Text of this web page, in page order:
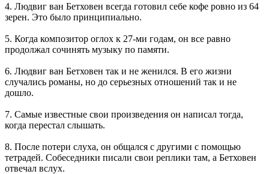
4. Людвиг ван Бетховен всегда готовил себе кофе ровно из 64
зерен. Это было принципиально.
5. Когда композитор оглох к 27-ми годам, он все равно
продолжал сочинять музыку по памяти.
6. Людвиг ван Бетховен так и не женился. В его жизни
случались романы, но до серьезных отношений так и не
дошло.
7. Самые известные свои произведения он написал тогда,
когда перестал слышать.
8. После потери слуха, он общался с другими с помощью
тетрадей. Собеседники писали свои реплики там, а Бетховен
отвечал вслух.